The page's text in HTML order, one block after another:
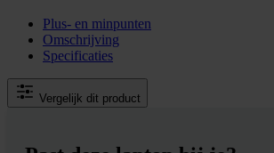
Plus- en minpunten
Omschrijving
Specificaties
Vergelijk dit product